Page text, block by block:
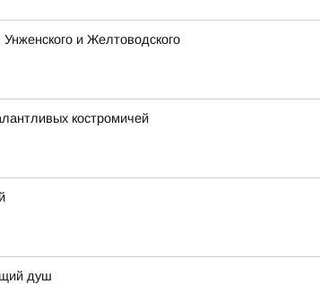
и Желтоводского
костромичей
душ